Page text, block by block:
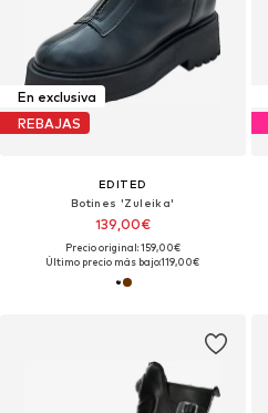
En exclusiva
REBAJAS
EDITED
Botines 'Zuleika'
139,00€
Precio original: 159,00€
Último precio más bajo:119,00€